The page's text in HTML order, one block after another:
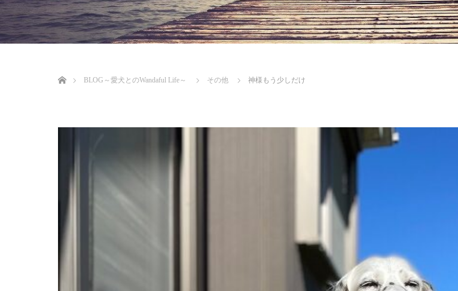
BLOG～愛犬とのWandaful Life～
その他 神様もう少しだけ